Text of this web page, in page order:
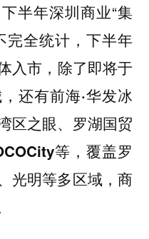
半年深圳商业“集
全统计，下半年
入市，除了即将于
还有前海·华发冰
区之眼、罗湖国贸
等，覆盖罗
光明等多区域，商